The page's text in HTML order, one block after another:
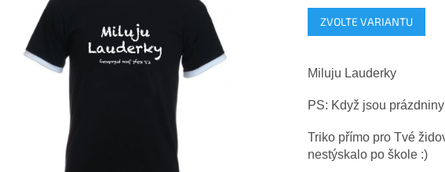
Měrná
cena:
ZVOLTE VARIANTU
Miluju Lauderky
PS: Když jsou prázdniny
Triko přímo pro Tvé
nestýskalo po škole :)